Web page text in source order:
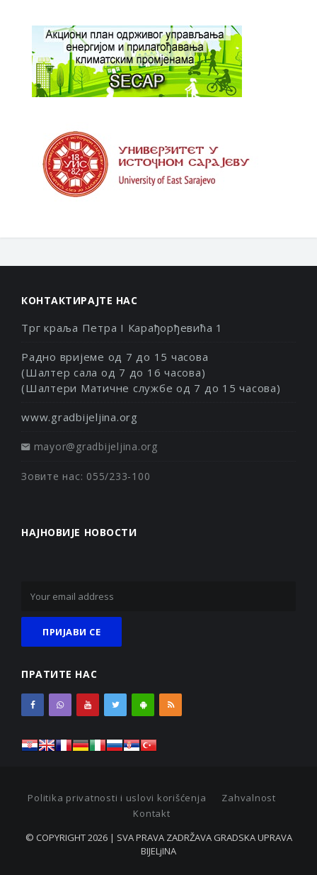
КОНТАКТИРАЈТЕ НАС
Трг краља Петра I Карађорђевића 1
Радно вријеме од 7 до 15 часова
(Шалтер сала од 7 до 16 часова)
(Шалтери Матичне службе од 7 до 15 часова)
www.gradbijeljina.org
mayor@gradbijeljina.org
Зовите нас: 055/233-100
НАЈНОВИЈЕ НОВОСТИ
ПРАТИТЕ НАС
Politika privatnosti i uslovi korišćenja
Zahvalnost
Kontakt
© COPYRIGHT 2026 | SVA PRAVA ZADRŽAVA GRADSKA UPRAVA
BIJELjINA